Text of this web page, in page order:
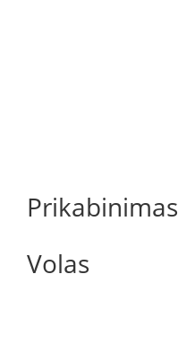
Prikabinimas
Volas